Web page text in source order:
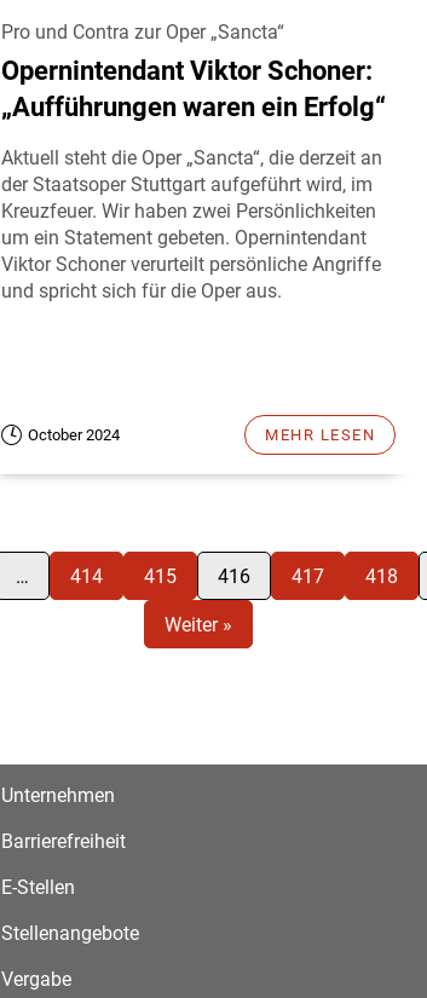
Pro und Contra zur Oper „Sancta“
Opernintendant Viktor Schoner:
„Aufführungen waren ein Erfolg“
Aktuell steht die Oper „Sancta“, die derzeit an
der Staatsoper Stuttgart aufgeführt wird, im
Kreuzfeuer. Wir haben zwei Persönlichkeiten
um ein Statement gebeten. Opernintendant
Viktor Schoner verurteilt persönliche Angriffe
und spricht sich für die Oper aus.
October 2024 MEHR LESEN
… 414 415 416 417 418
Weiter »
Unternehmen
Barrierefreiheit
E-Stellen
Stellenangebote
Vergabe